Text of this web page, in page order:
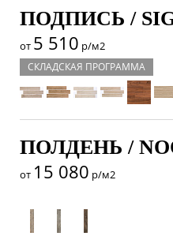
ПОДПИСЬ /
от 5 510 р/м2
СКЛАДСКАЯ ПРОГРАММА
ПОЛДЕНЬ /
от 15 080 р/м2